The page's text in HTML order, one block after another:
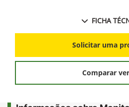
FICHA
Solicitar uma
Comparar